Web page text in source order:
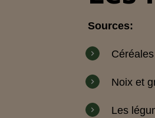
Sources:
Noix et
Les